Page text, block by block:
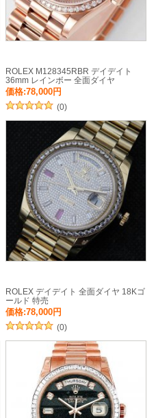
ROLEX M128345RBR デイデイト
36mm レインボー 全面ダイヤ
価格:78,000円
(0)
ROLEX デイデイト 全面ダイヤ 18Kゴ
ールド 特売
価格:78,000円
(0)